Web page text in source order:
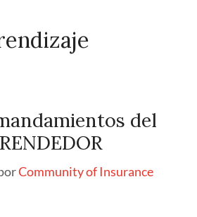
del
Community of Insurance